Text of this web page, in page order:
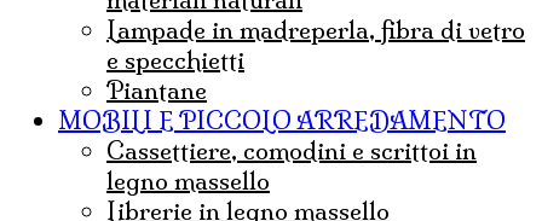
Lampade in madreperla, fibra di vetro
e specchietti
Piantane
MOBILI E PICCOLO ARREDAMENTO
Cassettiere, comodini e scrittoi in
legno massello
Librerie in legno massello